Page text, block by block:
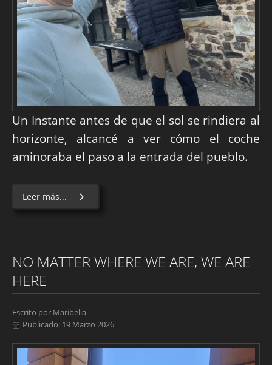
Un Instante antes de que el sol se rindiera al
horizonte, alcancé a ver cómo el coche
aminoraba el paso a la entrada del pueblo.
Leer más...
NO MATTER WHERE WE ARE, WE ARE
HERE
Escrito por Maribelia
Publicado: 19 Marzo 2026